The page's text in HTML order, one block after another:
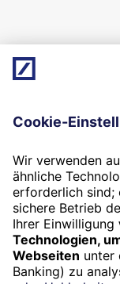
08/2021
Chefredaktion:
gibt nicht in
(Deutsche Bank
Termin